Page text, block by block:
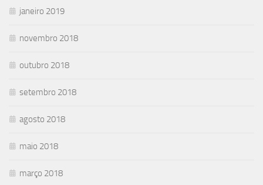
janeiro 2019
novembro 2018
outubro 2018
setembro 2018
agosto 2018
maio 2018
março 2018